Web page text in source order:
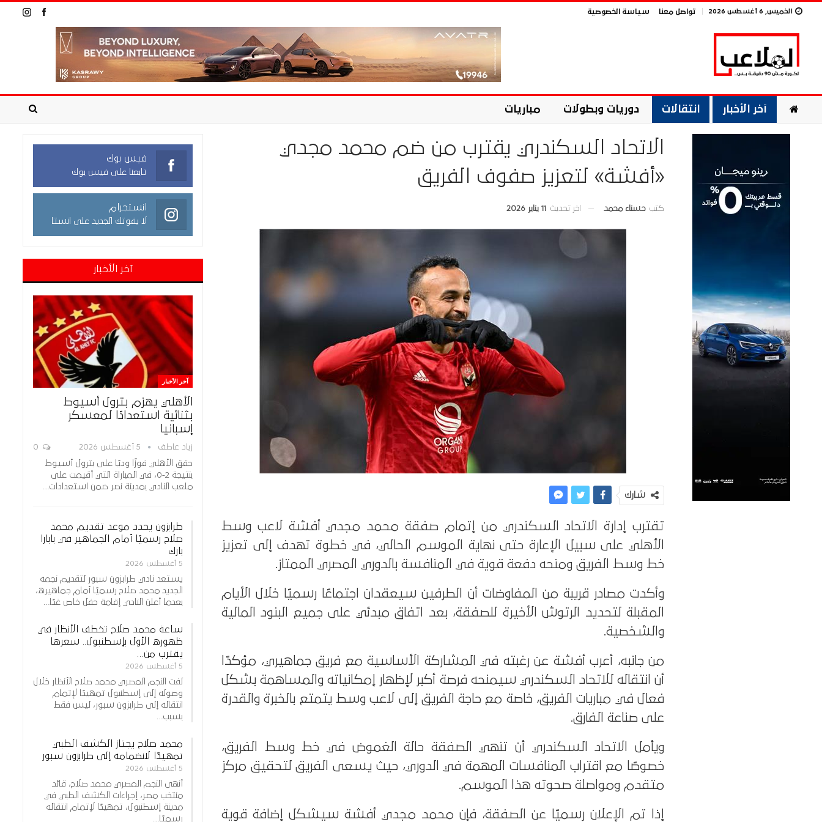
الخميس, 6 أغسطس 2026 تواصل معنا سياسة الخصوصية
آخر الأخبار انتقالات دوريات وبطولات مباريات
الاتحاد السكندري يقترب من ضم محمد مجدي
«أفشة» لتعزيز صفوف الفريق
كتب حسناء محمد اخر تحديث 11 يناير 2026
شارك
تقترب إدارة الاتحاد السكندري من إتمام صفقة محمد مجدي أفشة لاعب وسط
الأهلي على سبيل الإعارة حتى نهاية الموسم الحالي، في خطوة تهدف إلى تعزيز
خط وسط الفريق ومنحه دفعة قوية في المنافسة بالدوري المصري الممتاز.
وأكدت مصادر قريبة من المفاوضات أن الطرفين سيعقدان اجتماعًا رسميًا خلال الأيام
المقبلة لتحديد الرتوش الأخيرة للصفقة، بعد اتفاق مبدئي على جميع البنود المالية
والشخصية.
من جانبه، أعرب أفشة عن رغبته في المشاركة الأساسية مع فريق جماهيري، مؤكدًا
أن انتقاله للاتحاد السكندري سيمنحه فرصة أكبر لإظهار إمكانياته والمساهمة بشكل
فعال في مباريات الفريق، خاصة مع حاجة الفريق إلى لاعب وسط يتمتع بالخبرة والقدرة
على صناعة الفارق.
ويأمل الاتحاد السكندري أن تنهي الصفقة حالة الغموض في خط وسط الفريق،
خصوصًا مع اقتراب المنافسات المهمة في الدوري، حيث يسعى الفريق لتحقيق مركز
متقدم ومواصلة صحوته هذا الموسم.
إذا تم الإعلان رسميًا عن الصفقة، فإن محمد مجدي أفشة سيشكل إضافة قوية
فيس بوك
تابعنا على فيس بوك
انستجرام
لا يفوتك الجديد على انستا
آخر الأخبار
آخر الأخبار
الأهلي يهزم بترول أسيوط
بثنائية استعدادًا لمعسكر
إسبانيا
زياد عاطف 5 أغسطس 2026
حقق الأهلي فوزًا وديًا على بترول أسيوط
بنتيجة 2-0، في المباراة التي أقيمت على
ملعب النادي بمدينة نصر ضمن استعدادات…
طرابزون يحدد موعد تقديم محمد
صلاح رسميًا أمام الجماهير في بابارا
بارك
5 أغسطس 2026
يستعد نادي طرابزون سبور لتقديم نجمه
الجديد محمد صلاح رسميًا أمام جماهيره،
بعدما أعلن النادي إقامة حفل خاص غدًا…
ساعة محمد صلاح تخطف الأنظار في
ظهوره الأول بإسطنبول.. سعرها
يقترب من…
5 أغسطس 2026
لفت النجم المصري محمد صلاح الأنظار خلال
وصوله إلى إسطنبول تمهيدًا لإتمام
انتقاله إلى طرابزون سبور، ليس فقط
بسبب…
محمد صلاح يجتاز الكشف الطبي
تمهيدًا لانضمامه إلى طرابزون سبور
5 أغسطس 2026
أنهى النجم المصري محمد صلاح، قائد
منتخب مصر، إجراءات الكشف الطبي في
مدينة إسطنبول، تمهيدًا لإتمام انتقاله
رسميًا…